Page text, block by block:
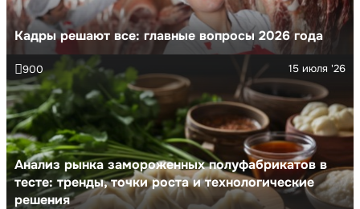
Кадры решают все: главные вопросы 2026 года
Анализ рынка замороженных полуфабрикатов в
тесте: тренды, точки роста и технологические
решения
15 июля '26
900